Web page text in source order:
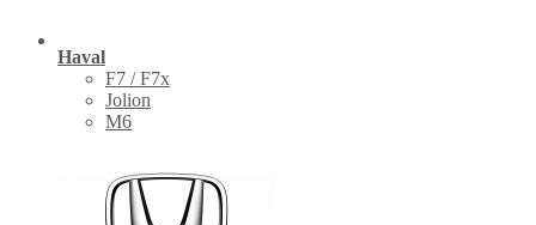
Haval
F7 / F7x
Jolion
M6